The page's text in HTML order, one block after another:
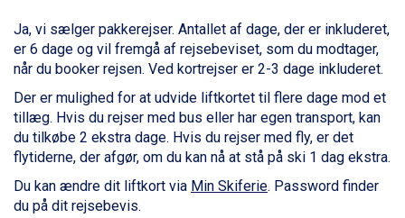
Fieberbrunn fra DKK 6.145
Wagrain fra DKK 4.645
Ischgl fra DKK 7.095
St. Anton fra DKK 7.245
Zell am See fra DKK 4.095
Canazei fra DKK 4.745
Livigno fra DKK 4.145
Ponte di Legno fra DKK 4.745
Bad Gastein fra DKK 4.195
Alleghe fra DKK 5.595
Ja, vi sælger pakkerejser. Antallet af dage, der er inkluderet,
er 6 dage og vil fremgå af rejsebeviset, som du modtager,
når du booker rejsen. Ved kortrejser er 2-3 dage inkluderet.
Der er mulighed for at udvide liftkortet til flere dage mod et
tillæg. Hvis du rejser med bus eller har egen transport, kan
du tilkøbe 2 ekstra dage. Hvis du rejser med fly, er det
flytiderne, der afgør, om du kan nå at stå på ski 1 dag ekstra.
Du kan ændre dit liftkort via Min Skiferie. Password finder
du på dit rejsebevis.